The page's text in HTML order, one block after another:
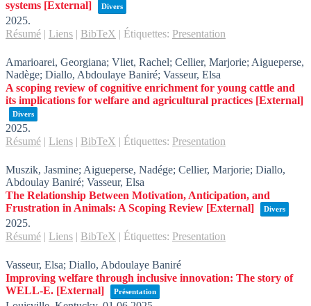
systems [External] Divers
2025.
Résumé | Liens | BibTeX | Étiquettes: Presentation
Amarioarei, Georgiana; Vliet, Rachel; Cellier, Marjorie; Aigueperse,
Nadège; Diallo, Abdoulaye Baniré; Vasseur, Elsa
A scoping review of cognitive enrichment for young cattle and
its implications for welfare and agricultural practices [External]
Divers
2025.
Résumé | Liens | BibTeX | Étiquettes: Presentation
Muszik, Jasmine; Aigueperse, Nadége; Cellier, Marjorie; Diallo,
Abdoulay Baniré; Vasseur, Elsa
The Relationship Between Motivation, Anticipation, and
Frustration in Animals: A Scoping Review [External] Divers
2025.
Résumé | Liens | BibTeX | Étiquettes: Presentation
Vasseur, Elsa; Diallo, Abdoulaye Baniré
Improving welfare through inclusive innovation: The story of
WELL-E. [External] Présentation